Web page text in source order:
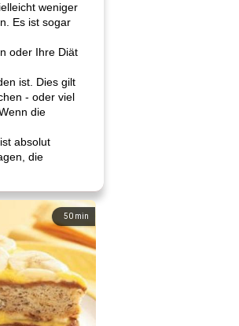
weniger
Es ist sogar
oder Ihre Diät
ist. Dies gilt
- oder viel
die
absolut
die
50 min